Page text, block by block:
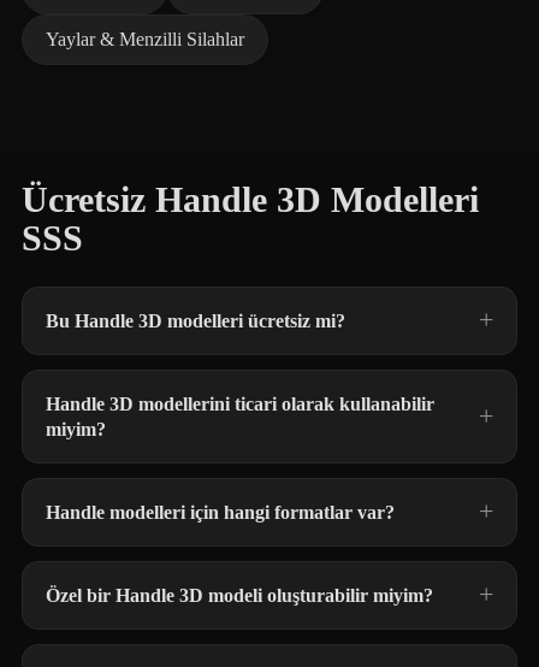
Yaylar & Menzilli Silahlar
Ücretsiz Handle 3D Modelleri
SSS
Bu Handle 3D modelleri ücretsiz mi?
Handle 3D modellerini ticari olarak kullanabilir
miyim?
Handle modelleri için hangi formatlar var?
Özel bir Handle 3D modeli oluşturabilir miyim?